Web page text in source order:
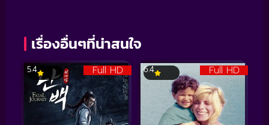
เรื่องอื่นๆที่น่าสนใจ
Full HD
5.4 Full HD
6.4